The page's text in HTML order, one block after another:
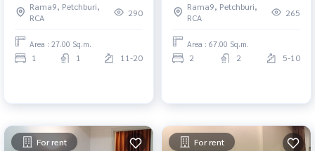
Rama9, Petchburi,
RCA
290
Area : 27.00 Sq.m.
1 1 11-20
วัฒนธรรม
Rama9, Petchburi,
RCA
265
Area : 67.00 Sq.m.
2 2 5-10
For rent For rent